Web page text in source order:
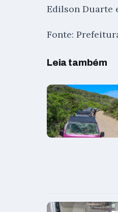
Edilson Duarte
Fonte:
Leia também